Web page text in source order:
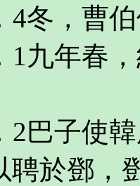
4冬，曹
1九年春
2巴子使
聘於鄧，